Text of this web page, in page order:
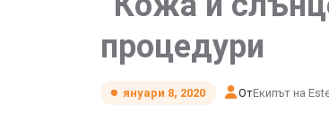
процедури
януари 8, 2020 ОтЕкипът на